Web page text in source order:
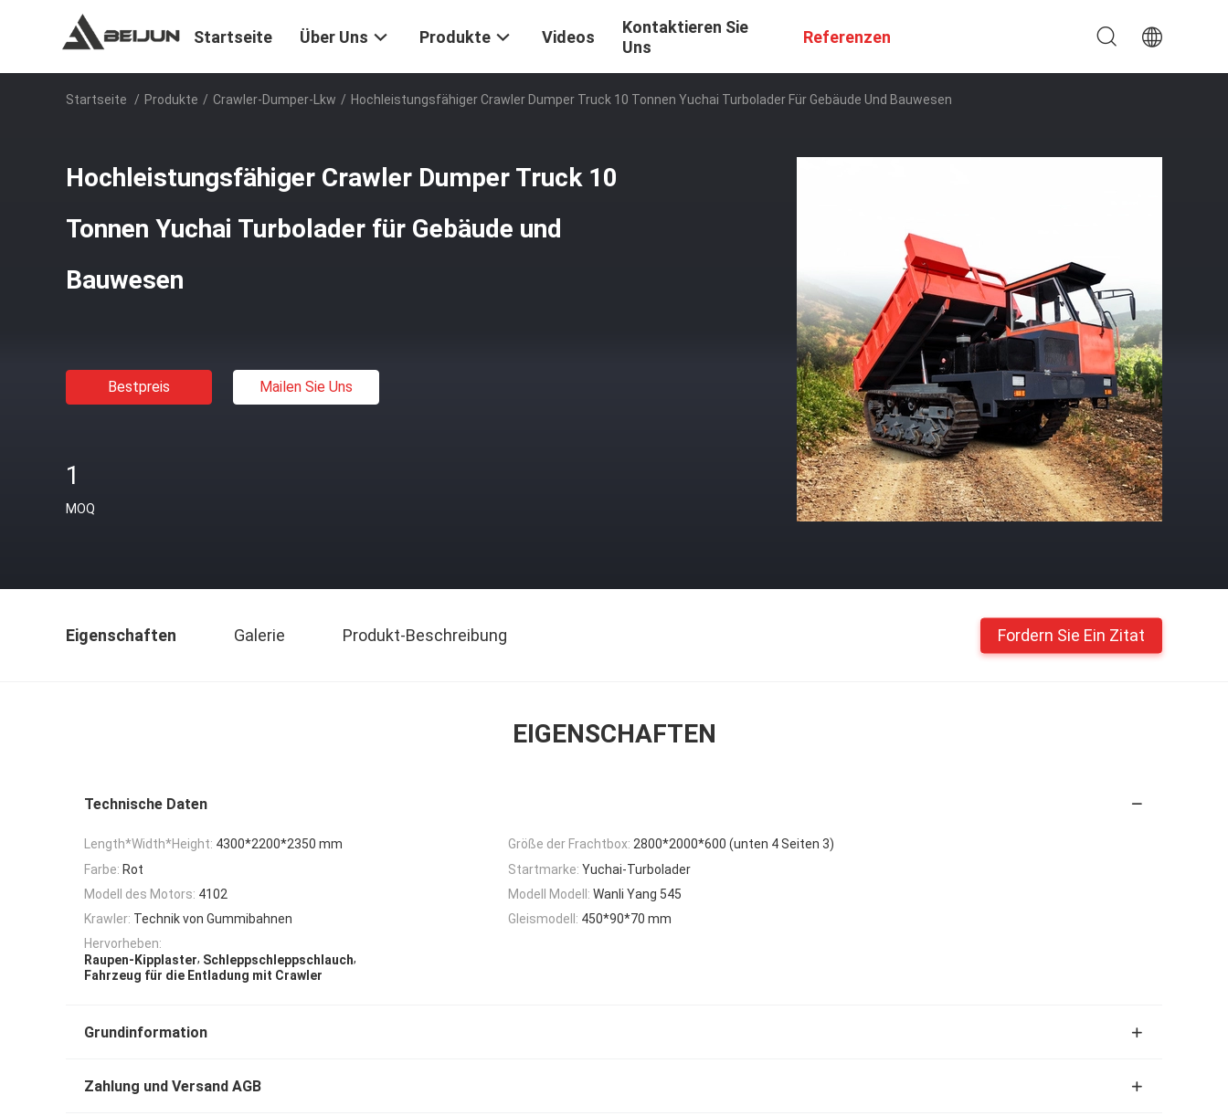
Startseite Über Uns Produkte Videos
Kontaktieren Sie
Uns
Referenzen
Startseite / Produkte / Crawler-Dumper-Lkw / Hochleistungsfähiger Crawler Dumper Truck 10 Tonnen Yuchai Turbolader Für Gebäude Und Bauwesen
Hochleistungsfähiger Crawler Dumper Truck 10
Tonnen Yuchai Turbolader für Gebäude und
Bauwesen
Bestpreis Mailen Sie Uns
1
MOQ
Eigenschaften Galerie Produkt-Beschreibung Fordern Sie Ein Zitat
EIGENSCHAFTEN
Technische Daten
Length*Width*Height: 4300*2200*2350 mm Größe der Frachtbox: 2800*2000*600 (unten 4 Seiten 3)
Farbe: Rot Startmarke: Yuchai-Turbolader
Modell des Motors: 4102 Modell Modell: Wanli Yang 545
Krawler: Technik von Gummibahnen Gleismodell: 450*90*70 mm
Hervorheben:
Raupen-Kipplaster, Schleppschleppschlauch,
Fahrzeug für die Entladung mit Crawler
Grundinformation
Zahlung und Versand AGB